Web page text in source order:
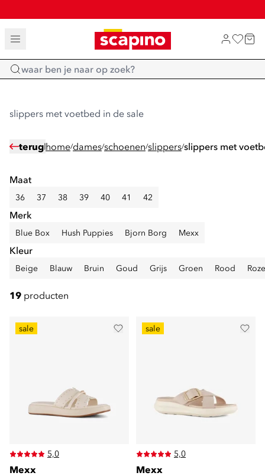
TOT 70% KORTING OP SALE
SHOP NIEUW
Home
slippers met voetbed in de sale
terug home/dames/schoenen/slippers/slippers met
Maat
36 37 38 39 40 41 42
Merk
Blue Box Hush Puppies Bjorn Borg Mexx
Kleur
Beige Blauw Bruin Goud Grijs Groen Rood Roze
19 producten
sale
5,0
Mexx
sale
5,0
Mexx